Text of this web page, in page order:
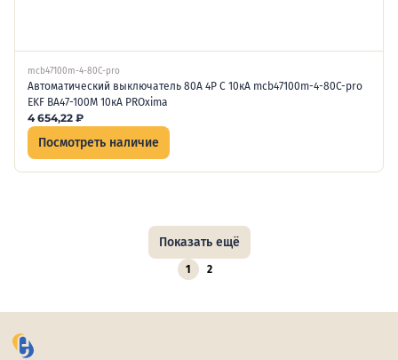
mcb47100m-4-80C-pro
Автоматический выключатель 80А 4P C 10кА mcb47100m-4-80C-pro
EKF ВА47-100М 10кА PROxima
4 654,22 ₽
Посмотреть наличие
Показать ещё
1 2